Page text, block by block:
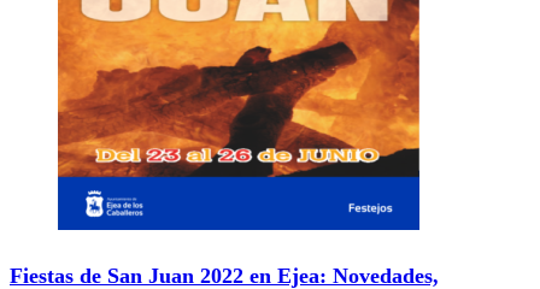
Fiestas de San Juan 2022 en Ejea: Novedades,